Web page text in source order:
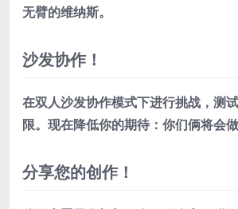
无臂的维纳斯。
沙发协作！
在双人沙发协作模式下进行挑战，测
限。现在降低你的期待：你们俩将会做
分享您的创作！